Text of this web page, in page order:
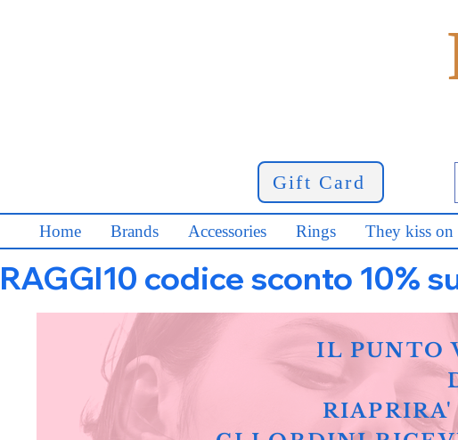
Gift Card
Home Brands Accessories Rings They kiss on
RAGGI10 codice sconto 10%
IL PUNTO